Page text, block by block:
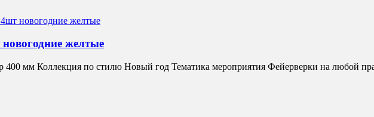
желтые
400 мм Коллекция по стилю Новый год Тематика мероприятия Фейерверки на любой